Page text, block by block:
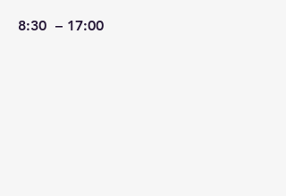
8:30 – 17:00